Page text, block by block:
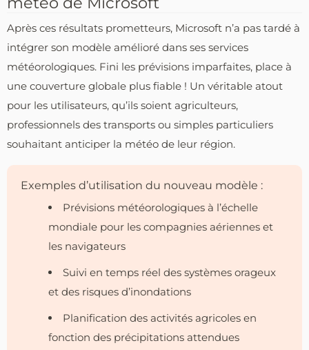
Après ces résultats prometteurs, Microsoft n’a pas tardé à
intégrer son modèle amélioré dans ses services
météorologiques. Fini les prévisions imparfaites, place à
une couverture globale plus fiable ! Un véritable atout
pour les utilisateurs, qu’ils soient agriculteurs,
professionnels des transports ou simples particuliers
souhaitant anticiper la météo de leur région.
Exemples d’utilisation du nouveau modèle :
Prévisions météorologiques à l’échelle
mondiale pour les compagnies aériennes et
les navigateurs
Suivi en temps réel des systèmes orageux
et des risques d’inondations
Planification des activités agricoles en
fonction des précipitations attendues